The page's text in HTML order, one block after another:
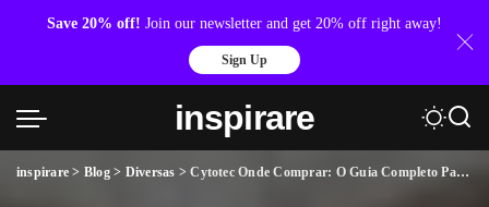
Save 20% off! Join our newsletter and get 20% off right away!
Sign Up
inspirare
inspirare > Blog> Diversas >Cytotec Onde Comprar: O Guia Completo Para Evitar Golpes e Fazer a Escolha Certa